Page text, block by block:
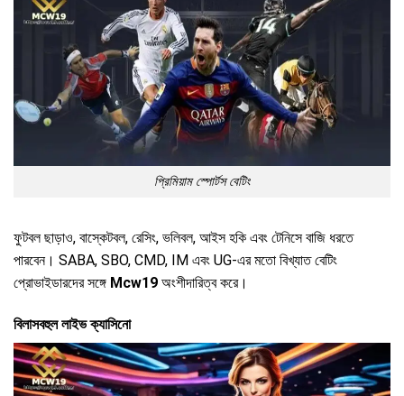
প্রিমিয়াম স্পোর্টস বেটিং
ফুটবল ছাড়াও, বাস্কেটবল, রেসিং, ভলিবল, আইস হকি এবং টেনিসে বাজি ধরতে
পারবেন। SABA, SBO, CMD, IM এবং UG-এর মতো বিখ্যাত বেটিং
প্রোভাইডারদের সঙ্গে Mcw19 অংশীদারিত্ব করে।
বিলাসবহুল লাইভ ক্যাসিনো